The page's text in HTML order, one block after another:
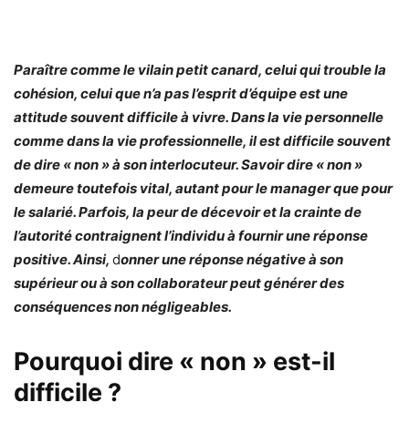
Paraître comme le vilain petit canard, celui qui trouble la
cohésion, celui que n’a pas l’esprit d’équipe est une
attitude souvent difficile à vivre. Dans la vie personnelle
comme dans la vie professionnelle, il est difficile souvent
de dire « non » à son interlocuteur. Savoir dire « non »
demeure toutefois vital, autant pour le manager que pour
le salarié. Parfois, la peur de décevoir et la crainte de
l’autorité contraignent l’individu à fournir une réponse
positive. Ainsi, donner une réponse négative à son
supérieur ou à son collaborateur peut générer des
conséquences non négligeables.
Pourquoi dire « non » est-il
difficile ?